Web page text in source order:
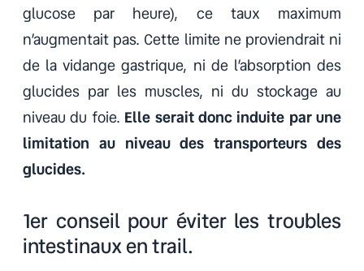
glucose par heure), ce taux maximum
n’augmentait pas. Cette limite ne proviendrait ni
de la vidange gastrique, ni de l’absorption des
glucides par les muscles, ni du stockage au
niveau du foie. Elle serait donc induite par une
limitation au niveau des transporteurs des
glucides.
1er conseil pour éviter les troubles
intestinaux en trail.